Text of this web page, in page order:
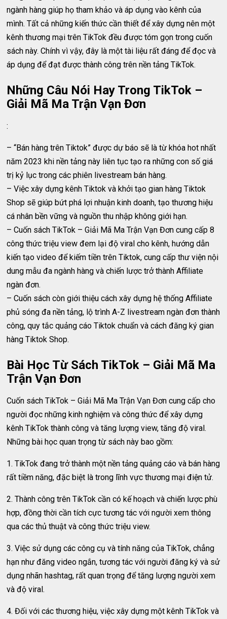
ngành hàng giúp họ tham khảo và áp dụng vào kênh của
mình. Tất cả những kiến thức cần thiết để xây dựng nên một
kênh thương mại trên TikTok đều được tóm gọn trong cuốn
sách này. Chính vì vậy, đây là một tài liệu rất đáng để đọc và
áp dụng để đạt được thành công trên nền tảng TikTok.
Những Câu Nói Hay Trong TikTok –
Giải Mã Ma Trận Vạn Đơn
:
– “Bán hàng trên Tiktok” được dự báo sẽ là từ khóa hot nhất
năm 2023 khi nền tảng này liên tục tạo ra những con số giá
trị kỷ lục trong các phiên livestream bán hàng.
– Việc xây dựng kênh Tiktok và khởi tạo gian hàng Tiktok
Shop sẽ giúp bứt phá lợi nhuận kinh doanh, tạo thương hiệu
cá nhân bền vững và nguồn thu nhập không giới hạn.
– Cuốn sách TikTok – Giải Mã Ma Trận Vạn Đơn cung cấp 8
công thức triệu view đem lại độ viral cho kênh, hướng dẫn
kiến tạo video để kiếm tiền trên Tiktok, cung cấp thư viện nội
dung mẫu đa ngành hàng và chiến lược trở thành Affiliate
ngàn đơn.
– Cuốn sách còn giới thiệu cách xây dựng hệ thống Affiliate
phủ sóng đa nền tảng, lộ trình A-Z livestream ngàn đơn thành
công, quy tắc quảng cáo Tiktok chuẩn và cách đăng ký gian
hàng Tiktok Shop.
Bài Học Từ Sách TikTok – Giải Mã Ma
Trận Vạn Đơn
Cuốn sách TikTok – Giải Mã Ma Trận Vạn Đơn cung cấp cho
người đọc những kinh nghiệm và công thức để xây dựng
kênh TikTok thành công và tăng lượng view, tăng độ viral.
Những bài học quan trọng từ sách này bao gồm:
1. TikTok đang trở thành một nền tảng quảng cáo và bán hàng
rất tiềm năng, đặc biệt là trong lĩnh vực thương mại điện tử.
2. Thành công trên TikTok cần có kế hoạch và chiến lược phù
hợp, đồng thời cần tích cực tương tác với người xem thông
qua các thủ thuật và công thức triệu view.
3. Việc sử dụng các công cụ và tính năng của TikTok, chẳng
hạn như đăng video ngắn, tương tác với người đăng ký và sử
dụng nhãn hashtag, rất quan trọng để tăng lượng người xem
và độ viral.
4. Đối với các thương hiệu, việc xây dựng một kênh TikTok và